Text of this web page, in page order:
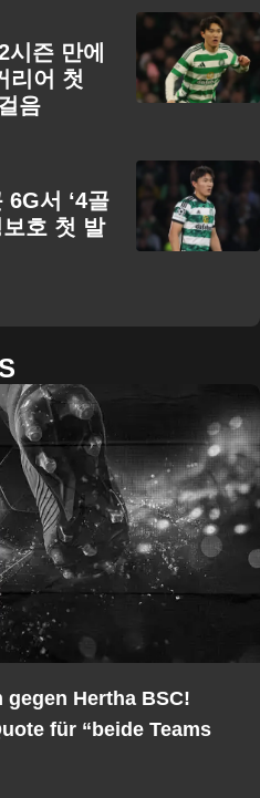
즌 만에
리어 첫
음
6G서 ‘4골
호 첫 발
Hertha BSC!
für “beide Teams